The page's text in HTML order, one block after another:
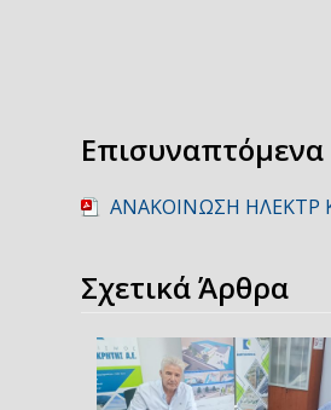
Επισυναπτόμενα
ΑΝΑΚΟΙΝΩΣΗ ΗΛΕΚΤΡ
Σχετικά Άρθρα